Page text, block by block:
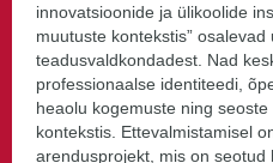
innovatsioonide ja ülikoolide
muutuste kontekstis”
teadusvaldkondadest. Nad
professionaalse identiteedi,
heaolu kogemuste ning
kontekstis. Ettevalmistamisel
arendusprojekt, mis on seotud